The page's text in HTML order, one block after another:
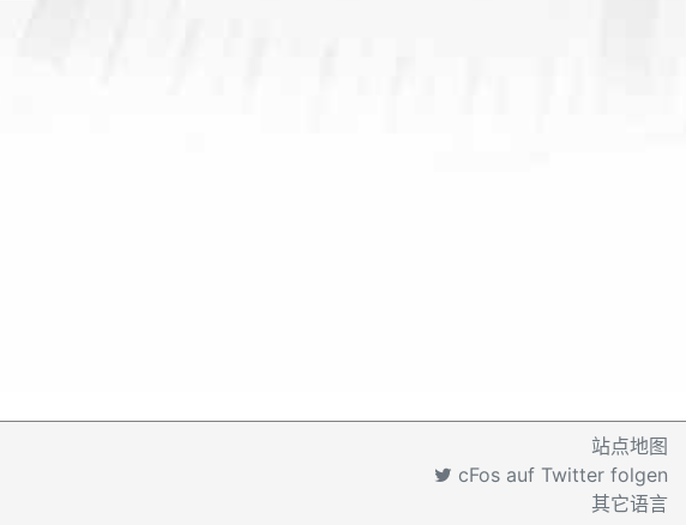
站点地图
cFos auf Twitter folgen
其它语言